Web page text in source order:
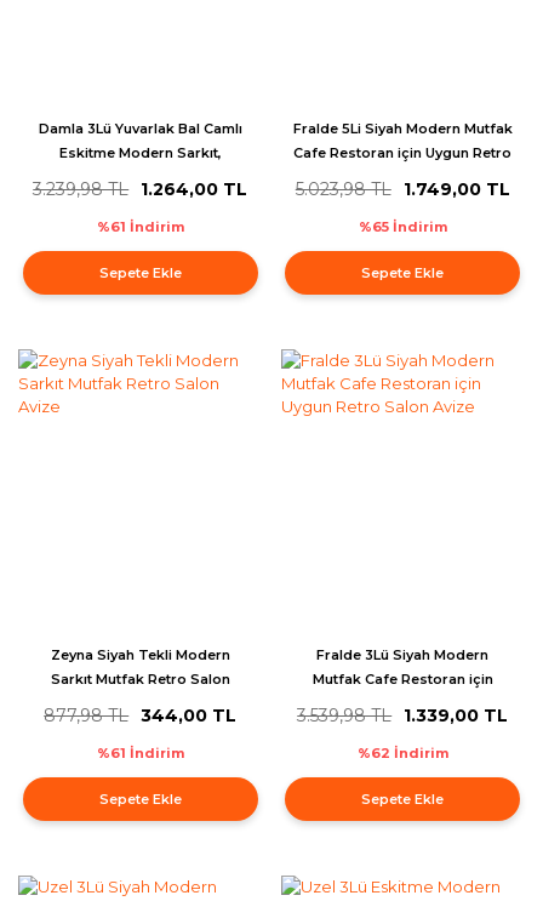
Damla 3Lü Yuvarlak Bal Camlı
Eskitme Modern Sarkıt,
3.239,98 TL 1.264,00 TL
%61 İndirim
Sepete Ekle
Fralde 5Li Siyah Modern Mutfak
Cafe Restoran için Uygun Retro
5.023,98 TL 1.749,00 TL
%65 İndirim
Sepete Ekle
Zeyna Siyah Tekli Modern
Sarkıt Mutfak Retro Salon
877,98 TL 344,00 TL
%61 İndirim
Sepete Ekle
Fralde 3Lü Siyah Modern
Mutfak Cafe Restoran için
3.539,98 TL 1.339,00 TL
%62 İndirim
Sepete Ekle